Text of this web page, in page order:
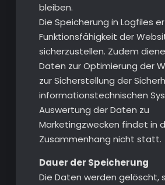
bleiben.
Die Speicherung in Logfiles
Funktionsfähigkeit der
sicherzustellen. Zudem
Daten zur Optimierung der
zur Sicherstellung der
informationstechnischen
Auswertung der Daten zu
Marketingzwecken findet in
Zusammenhang nicht statt.
Dauer der Speicherung
Die Daten werden gelöscht,